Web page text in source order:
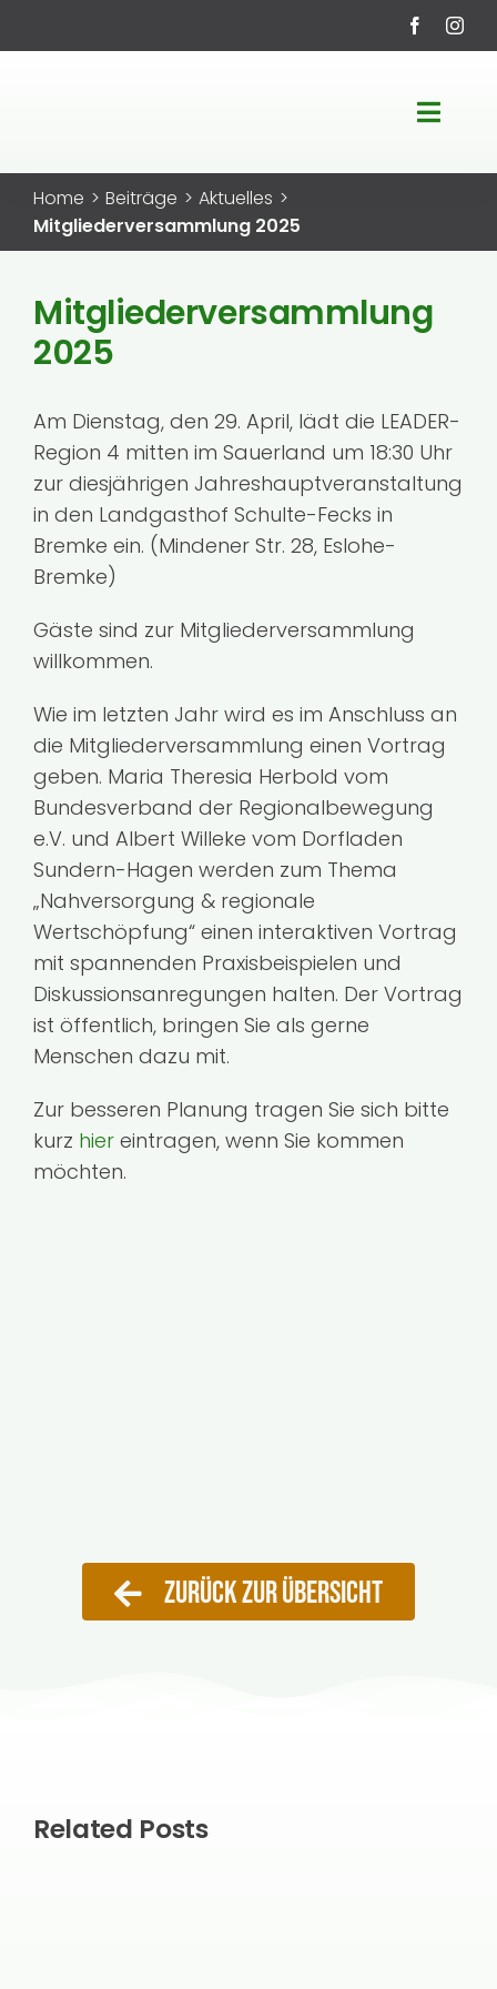
Inhalt
Toggle
Startseite
LEADER-Region
Fördermöglichkeiten
Service
Kontakt
Home Beiträge
Aktuelles
Mitgliederversammlung 2025
Mitgliederversammlung
2025
Am Dienstag, den 29. April, lädt die LEADER-
Region 4 mitten im Sauerland um 18:30 Uhr
zur diesjährigen Jahreshauptveranstaltung
in den Landgasthof Schulte-Fecks in
Bremke ein. (Mindener Str. 28, Eslohe-
Bremke)
Gäste sind zur Mitgliederversammlung
willkommen.
Wie im letzten Jahr wird es im Anschluss an
die Mitgliederversammlung einen Vortrag
geben. Maria Theresia Herbold vom
Bundesverband der Regionalbewegung
e.V. und Albert Willeke vom Dorfladen
Sundern-Hagen werden zum Thema
„Nahversorgung & regionale
Wertschöpfung“ einen interaktiven Vortrag
mit spannenden Praxisbeispielen und
Diskussionsanregungen halten. Der Vortrag
ist öffentlich, bringen Sie als gerne
Menschen dazu mit.
Zur besseren Planung tragen Sie sich bitte
kurz hiereintragen, wenn Sie kommen
möchten.
ZURÜCK ZUR ÜBERSICHT
Related Posts